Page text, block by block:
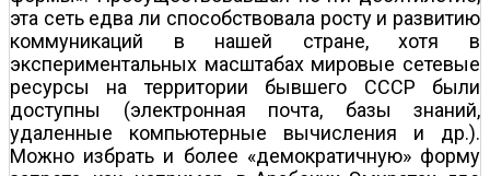
эта сеть едва ли способствовала росту и развитию
коммуникаций в нашей стране, хотя в
экспериментальных масштабах мировые сетевые
ресурсы на территории бывшего СССР были
доступны (электронная почта, базы знаний,
удаленные компьютерные вычисления и др.).
Можно избрать и более «демократичную» форму